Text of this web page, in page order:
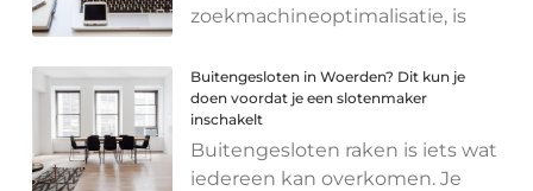
zoekmachineoptimalisatie, is
Buitengesloten in Woerden? Dit kun je
doen voordat je een slotenmaker
inschakelt
Buitengesloten raken is iets wat
iedereen kan overkomen. Je